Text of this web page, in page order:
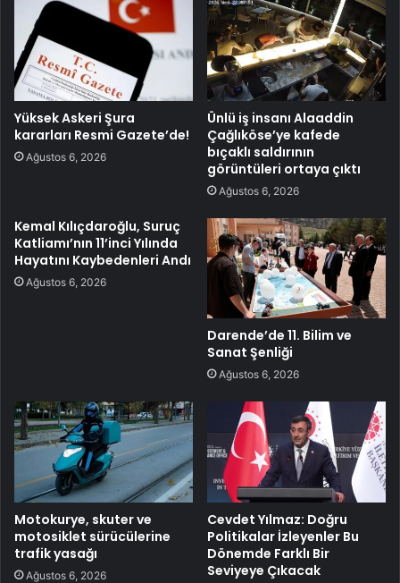
Yüksek Askeri Şura
kararları Resmi Gazete’de!
Ağustos 6, 2026
Ünlü iş insanı Alaaddin
Çağlıköse’ye kafede
bıçaklı saldırının
görüntüleri ortaya çıktı
Ağustos 6, 2026
Kemal Kılıçdaroğlu, Suruç
Katliamı’nın 11’inci Yılında
Hayatını Kaybedenleri Andı
Ağustos 6, 2026
Darende’de 11. Bilim ve
Sanat Şenliği
Ağustos 6, 2026
Motokurye, skuter ve
motosiklet sürücülerine
trafik yasağı
Ağustos 6, 2026
Cevdet Yılmaz: Doğru
Politikalar İzleyenler Bu
Dönemde Farklı Bir
Seviyeye Çıkacak